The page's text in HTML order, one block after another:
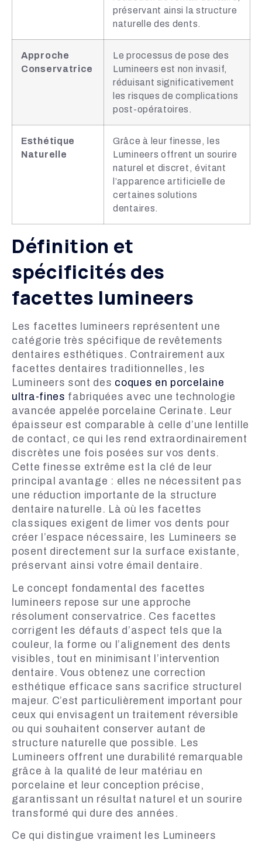
préservant ainsi la structure
naturelle des dents.
Approche
Conservatrice
Le processus de pose des
Lumineers est non invasif,
réduisant significativement
les risques de complications
post-opératoires.
Esthétique
Naturelle
Grâce à leur finesse, les
Lumineers offrent un sourire
naturel et discret, évitant
l’apparence artificielle de
certaines solutions
dentaires.
Définition et
spécificités des
facettes lumineers
Les facettes lumineers représentent une
catégorie très spécifique de revêtements
dentaires esthétiques. Contrairement aux
facettes dentaires traditionnelles, les
Lumineers sont des coques en porcelaine
ultra-fines fabriquées avec une technologie
avancée appelée porcelaine Cerinate. Leur
épaisseur est comparable à celle d’une lentille
de contact, ce qui les rend extraordinairement
discrètes une fois posées sur vos dents.
Cette finesse extrême est la clé de leur
principal avantage : elles ne nécessitent pas
une réduction importante de la structure
dentaire naturelle. Là où les facettes
classiques exigent de limer vos dents pour
créer l’espace nécessaire, les Lumineers se
posent directement sur la surface existante,
préservant ainsi votre émail dentaire.
Le concept fondamental des facettes
lumineers repose sur une approche
résolument conservatrice. Ces facettes
corrigent les défauts d’aspect tels que la
couleur, la forme ou l’alignement des dents
visibles, tout en minimisant l’intervention
dentaire. Vous obtenez une correction
esthétique efficace sans sacrifice structurel
majeur. C’est particulièrement important pour
ceux qui envisagent un traitement réversible
ou qui souhaitent conserver autant de
structure naturelle que possible. Les
Lumineers offrent une durabilité remarquable
grâce à la qualité de leur matériau en
porcelaine et leur conception précise,
garantissant un résultat naturel et un sourire
transformé qui dure des années.
Ce qui distingue vraiment les Lumineers